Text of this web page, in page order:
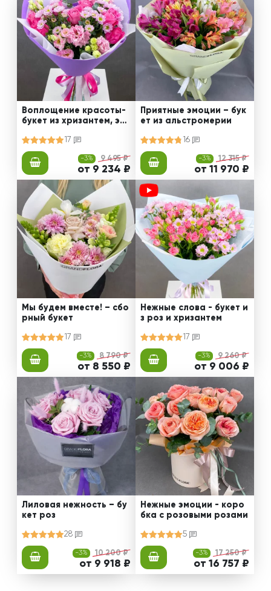
Воплощение красоты-
букет из хризантем, эус
17
-3% 9 495 ₽
от 9 234 ₽
Приятные эмоции – бук
ет из альстромерии
16
-3% 12 315 ₽
от 11 970 ₽
Мы будем вместе! – сбо
рный букет
17
-3% 8 790 ₽
от 8 550 ₽
Нежные слова - букет и
з роз и хризантем
17
-3% 9 260 ₽
от 9 006 ₽
Лиловая нежность – бу
кет роз
28
-3% 10 200 ₽
от 9 918 ₽
Нежные эмоции - коро
бка с розовыми розами
5
-3% 17 250 ₽
от 16 757 ₽